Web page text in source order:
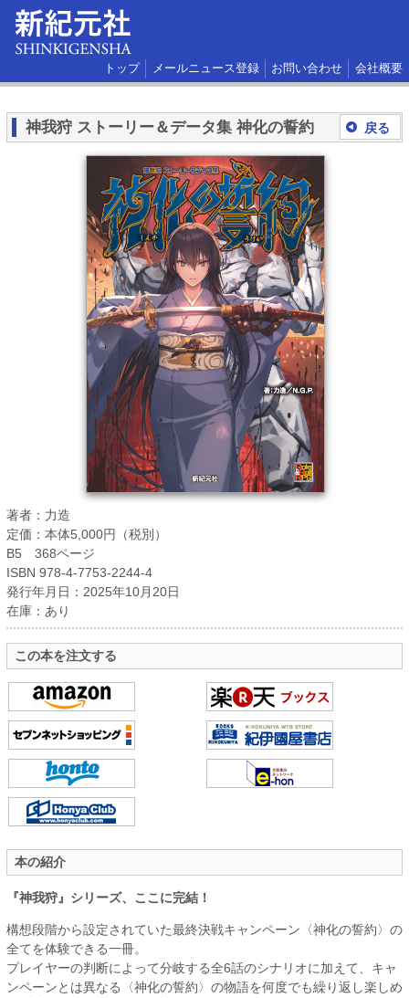
トップ メールニュース登録 お問い合わせ 会社概要
戻る
神我狩 ストーリー＆データ集 神化の誓約
著者：力造
定価：本体5,000円（税別）
B5 368ページ
ISBN 978-4-7753-2244-4
発行年月日：2025年10月20日
在庫：あり
この本を注文する
本の紹介
『神我狩』シリーズ、ここに完結！
構想段階から設定されていた最終決戦キャンペーン〈神化の誓約〉の
全てを体験できる一冊。
プレイヤーの判断によって分岐する全6話のシナリオに加えて、キャ
ンペーンとは異なる〈神化の誓約〉の物語を何度でも繰り返し楽しめ